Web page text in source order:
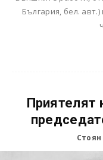
България, бел.
Приятелят